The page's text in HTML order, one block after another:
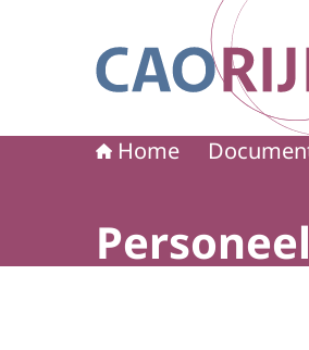
Naar de homepage van
Home